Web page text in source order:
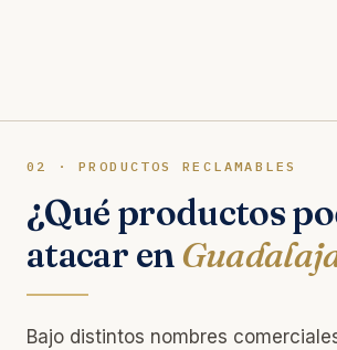
02 · PRODUCTOS RECLAMABLES
¿Qué productos
atacar en
Bajo distintos nombres